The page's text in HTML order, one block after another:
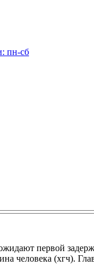
пн-сб
первой
человека (хгч).